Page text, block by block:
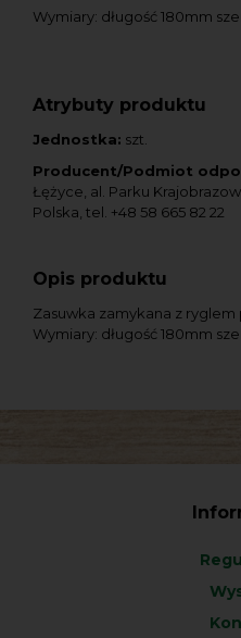
Wymiary: długość 180mm
Atrybuty produktu
Jednostka: szt.
Producent/Podmiot
Łężyce, al. Parku
Polska, tel. +48 58 665 82 22
Opis produktu
Zasuwka zamykana z ryglem
Wymiary: długość 180mm